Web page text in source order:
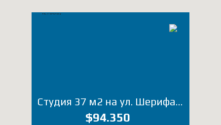
Студия 37 м2 на ул. Шерифа Химшиашвили (Лот 4276ОВ)
$94.350